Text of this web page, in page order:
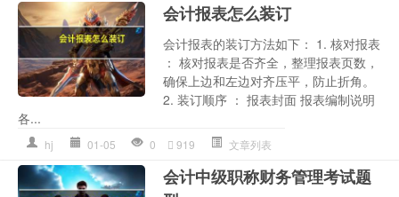
会计报表怎么装订
会计报表的装订方法如下： 1. 核对报表
： 核对报表是否齐全，整理报表页数，
确保上边和左边对齐压平，防止折角。
2. 装订顺序 ： 报表封面 报表编制说明
各...
hj 01-05 0 919 文章列表
会计中级职称财务管理考试题